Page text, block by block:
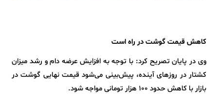
کاهش قیمت گوشت در راه است
وی در پایان تصریح کرد: با توجه به افزایش عرضه دام و رشد میزان
کشتار در روزهای آینده، پیش‌بینی می‌شود قیمت نهایی گوشت در
بازار با کاهش حدود ۱۰۰ هزار تومانی مواجه شود.